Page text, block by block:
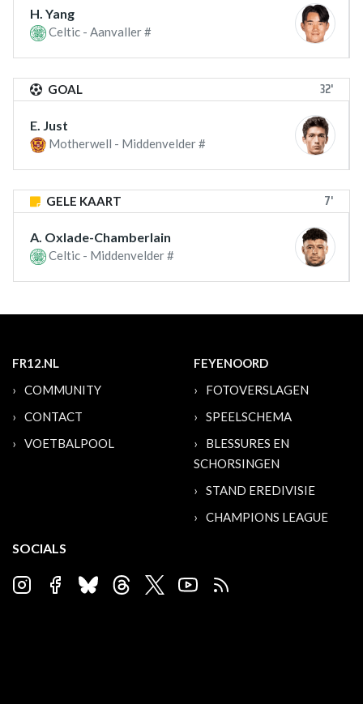
H. Yang
Celtic - Aanvaller #
GOAL 32'
E. Just
Motherwell - Middenvelder #
GELE KAART 7'
A. Oxlade-Chamberlain
Celtic - Middenvelder #
FR12.NL
COMMUNITY
CONTACT
VOETBALPOOL
FEYENOORD
FOTOVERSLAGEN
SPEELSCHEMA
BLESSURES EN
SCHORSINGEN
STAND EREDIVISIE
CHAMPIONS LEAGUE
SOCIALS